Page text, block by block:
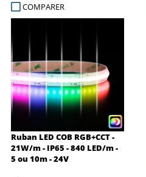
COMPARER
Ruban LED COB RGB+CCT -
21W/m - IP65 - 840 LED/m -
5 ou 10m - 24V